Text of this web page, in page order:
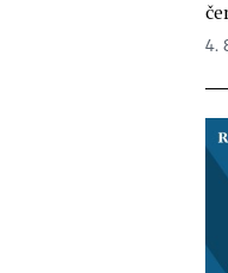
4.